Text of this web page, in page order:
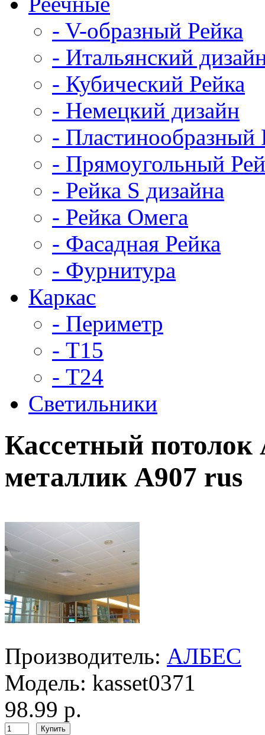
- V-образный Рейка
- Итальянский
- Кубический Рейка
- Немецкий дизайн
- Пластинообразный
- Прямоугольный
- Рейка S дизайна
- Рейка Омега
- Фасадная Рейка
- Фурнитура
Каркас
- Периметр
- Т15
- Т24
Светильники
Кассетный потолок
металлик А907 rus
Производитель: АЛБЕС
Модель: kasset0371
98.99 р.